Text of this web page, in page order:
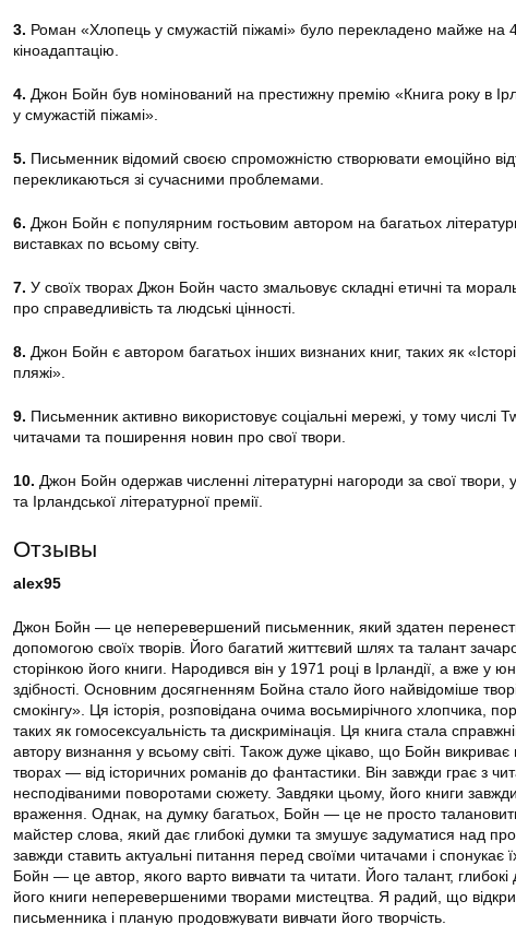
3. Роман «Хлопець у смужастій піжамі» було перекладено майже на
кіноадаптацію.
4. Джон Бойн був номінований на престижну премію «Книга року в
у смужастій піжамі».
5. Письменник відомий своєю спроможністю створювати емоційно
перекликаються зі сучасними проблемами.
6. Джон Бойн є популярним гостьовим автором на багатьох
виставках по всьому світу.
7. У своїх творах Джон Бойн часто змальовує складні етичні та
про справедливість та людські цінності.
8. Джон Бойн є автором багатьох інших визнаних книг, таких як
пляжі».
9. Письменник активно використовує соціальні мережі, у тому числі
читачами та поширення новин про свої твори.
10. Джон Бойн одержав численні літературні нагороди за свої твори,
та Ірландської літературної премії.
Отзывы
alex95
Джон Бойн — це неперевершений письменник, який здатен перенести
допомогою своїх творів. Його багатий життєвий шлях та талант
сторінкою його книги. Народився він у 1971 році в Ірландії, а вже у
здібності. Основним досягненням Бойна стало його найвідоміше
смокінгу». Ця історія, розповідана очима восьмирічного хлопчика,
таких як гомосексуальність та дискримінація. Ця книга стала
автору визнання у всьому світі. Також дуже цікаво, що Бойн викриває
творах — від історичних романів до фантастики. Він завжди грає з
несподіваними поворотами сюжету. Завдяки цьому, його книги
враження. Однак, на думку багатьох, Бойн — це не просто
майстер слова, який дає глибокі думки та змушує задуматися над
завжди ставить актуальні питання перед своїми читачами і спонукає
Бойн — це автор, якого варто вивчати та читати. Його талант, глибокі
його книги неперевершеними творами мистецтва. Я радий, що
письменника і планую продовжувати вивчати його творчість.